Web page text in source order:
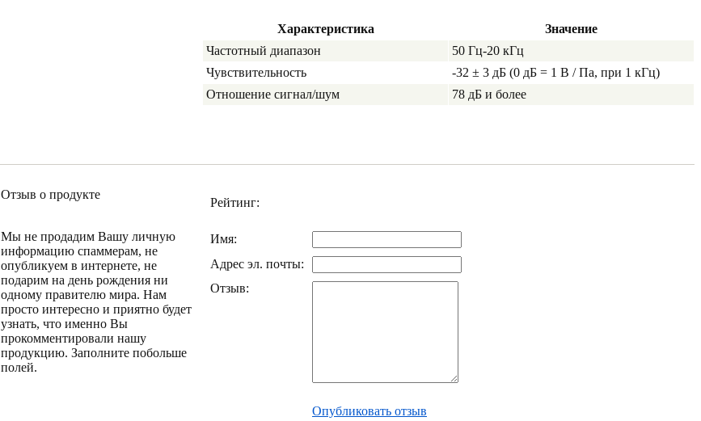
Характеристика
Значение
Частотный диапазон
50 Гц-20 кГц
Чувствительность
-32 ± 3 дБ (0 дБ = 1 В / Па, при 1 кГц)
Отношение сигнал/шум
78 дБ и более
Отзыв о продукте
Мы не продадим Вашу личную
информацию спаммерам, не
опубликуем в интернете, не
подарим на день рождения ни
одному правителю мира. Нам
просто интересно и приятно будет
узнать, что именно Вы
прокомментировали нашу
продукцию. Заполните побольше
полей.
Рейтинг:
Имя:
Адрес эл. почты:
Отзыв:
Опубликовать отзыв